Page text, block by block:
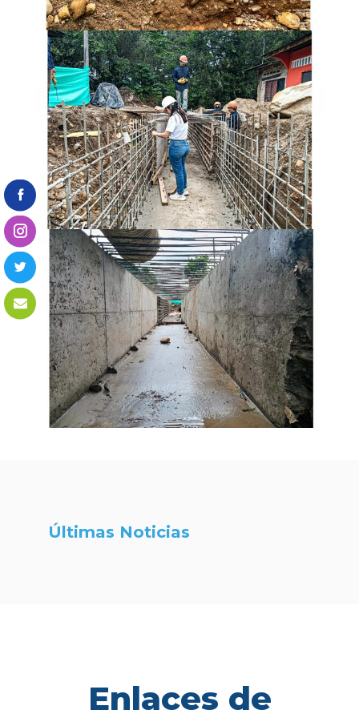
Últimas Noticias
Enlaces de